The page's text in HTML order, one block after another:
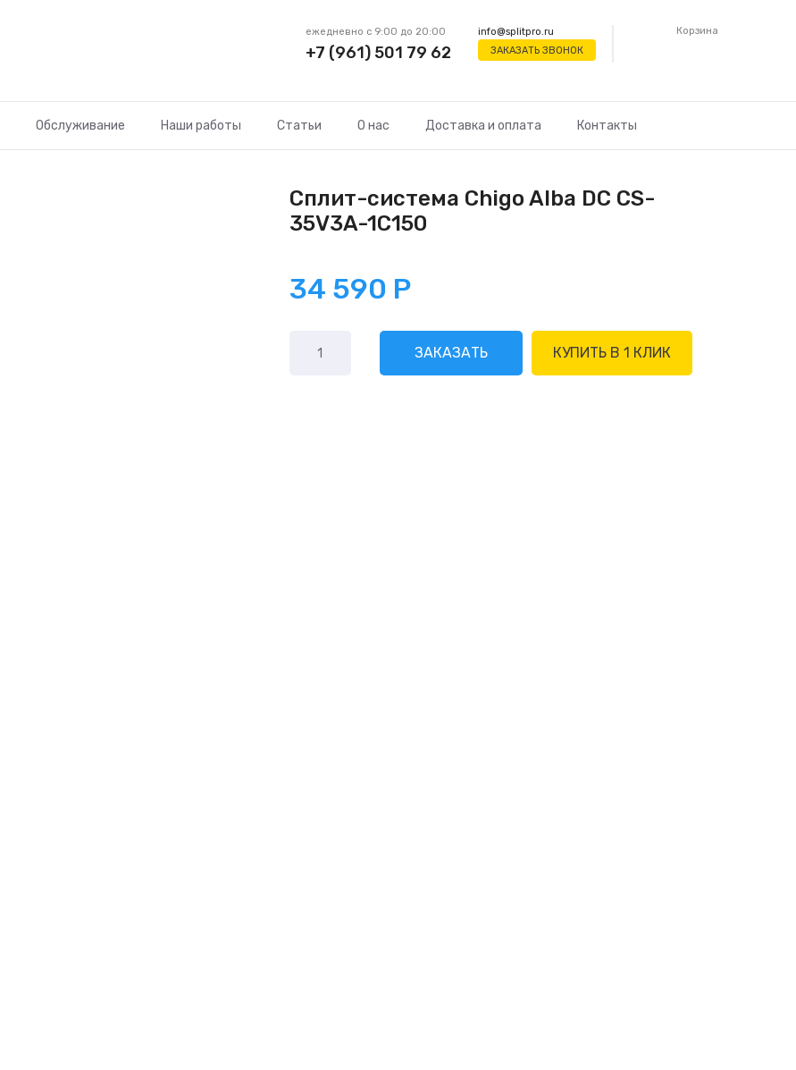
info@splitpro.ru
ЗАКАЗАТЬ ЗВОНОК
ежедневно с 9:00 до 20:00
+7 (961) 501 79 62
Корзина
Обслуживание Наши работы Статьи О нас Доставка и оплата Контакты
Сплит-система Chigo Alba DC CS-
35V3A-1C150
34 590 Р
товара
ЗАКАЗАТЬ КУПИТЬ В 1 КЛИК